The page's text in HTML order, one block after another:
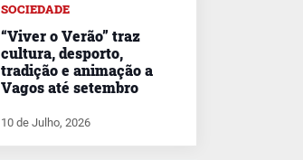
SOCIEDADE
“Viver o Verão” traz
cultura, desporto,
tradição e animação a
Vagos até setembro
10 de Julho, 2026